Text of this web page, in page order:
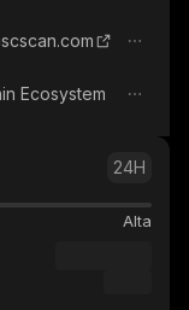
Ecosystem
24H
Alta